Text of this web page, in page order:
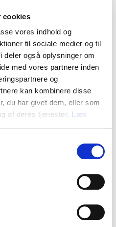
cookies
vores indhold og
til sociale medier og til
også oplysninger om
med vores partnere inden
og
kan kombinere disse
du har givet dem, eller som
af deres tjenester. Læs
sulineq”-mik taavaat.
paasissutissanillu
aqutsineq
aamma